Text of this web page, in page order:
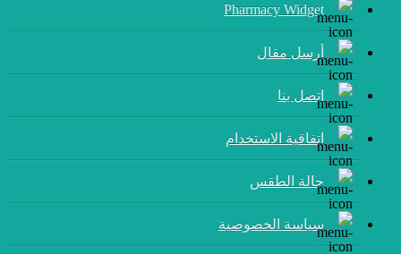
Pharmacy Widget
أرسل مقال
إتصل بنا
اتفاقية الاستخدام
حالة الطقس
سياسة الخصوصية